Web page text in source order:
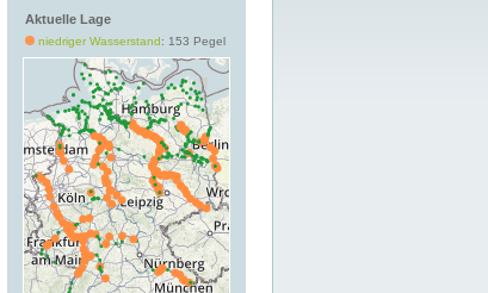
Aktuelle Lage
niedriger Wasserstand: 153 Pegel